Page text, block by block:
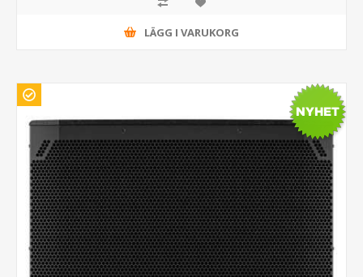
LÄGG I VARUKORG